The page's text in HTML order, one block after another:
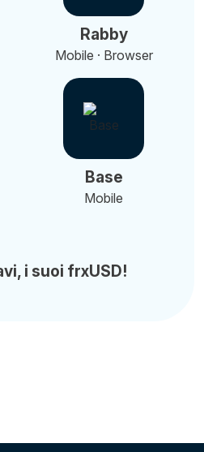
Rabby
Mobile · Browser
Base
Mobile
i suoi frxUSD!